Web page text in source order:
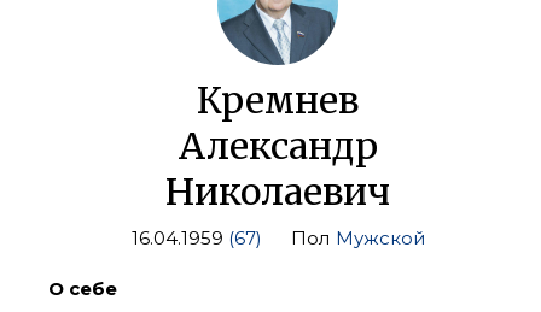
Кремнев
Александр
Николаевич
16.04.1959 (67) Пол Мужской
О себе